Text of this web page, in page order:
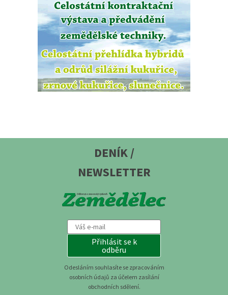
DENÍK /
NEWSLETTER
Přihlásit se k
odběru
Odesláním souhlasíte se zpracováním
osobních údajů za účelem zasílání
obchodních sdělení.